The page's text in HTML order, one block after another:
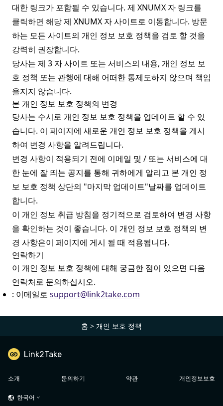
대한 링크가 포함될 수 있습니다. 제 XNUMX 자 링크를
클릭하면 해당 제 XNUMX 자 사이트로 이동합니다. 방문
하는 모든 사이트의 개인 정보 보호 정책을 검토 할 것을
강력히 권장합니다.
당사는 제 3 자 사이트 또는 서비스의 내용, 개인 정보 보
호 정책 또는 관행에 대해 어떠한 통제도하지 않으며 책임
을지지 않습니다.
본 개인 정보 보호 정책의 변경
당사는 수시로 개인 정보 보호 정책을 업데이트 할 수 있
습니다. 이 페이지에 새로운 개인 정보 보호 정책을 게시
하여 변경 사항을 알려드립니다.
변경 사항이 적용되기 전에 이메일 및 / 또는 서비스에 대
한 눈에 잘 띄는 공지를 통해 귀하에게 알리고 본 개인 정
보 보호 정책 상단의 "마지막 업데이트"날짜를 업데이트
합니다.
이 개인 정보 취급 방침을 정기적으로 검토하여 변경 사항
을 확인하는 것이 좋습니다. 이 개인 정보 보호 정책의 변
경 사항은이 페이지에 게시 될 때 적용됩니다.
연락하기
이 개인 정보 보호 정책에 대해 궁금한 점이 있으면 다음
연락처로 문의하십시오.
: 이메일로 support@link2take.com
홈 > 개인 보호 정책
Link2Take
소개 문의하기 약관 개인정보보호
한국어